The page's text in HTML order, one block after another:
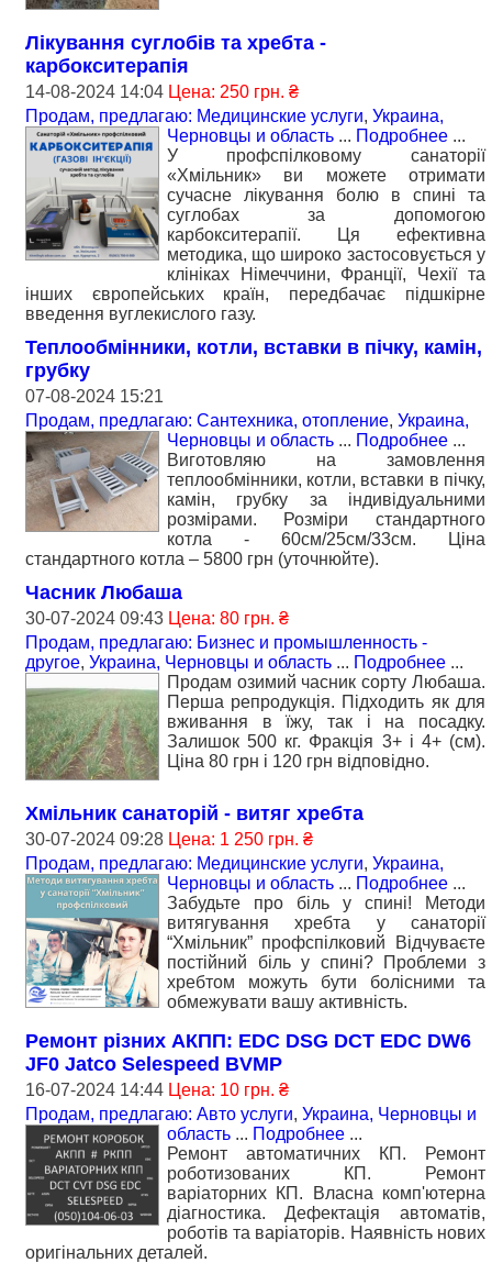
Лікування суглобів та хребта -
карбокситерапія
14-08-2024 14:04 Цена: 250 грн. ₴
Продам, предлагаю: Медицинские услуги, Украина,
Черновцы и область ... Подробнее ...
У профспілковому санаторії
«Хмільник» ви можете отримати
сучасне лікування болю в спині та
суглобах за допомогою
карбокситерапії. Ця ефективна
методика, що широко застосовується у
клініках Німеччини, Франції, Чехії та
інших європейських країн, передбачає підшкірне
введення вуглекислого газу.
Теплообмінники, котли, вставки в пічку, камін,
грубку
07-08-2024 15:21
Продам, предлагаю: Сантехника, отопление, Украина,
Черновцы и область ... Подробнее ...
Виготовляю на замовлення
теплообмінники, котли, вставки в пічку,
камін, грубку за індивідуальними
розмірами. Розміри стандартного
котла - 60см/25см/33см. Ціна
стандартного котла – 5800 грн (уточнюйте).
Часник Любаша
30-07-2024 09:43 Цена: 80 грн. ₴
Продам, предлагаю: Бизнес и промышленность -
другое, Украина, Черновцы и область ... Подробнее ...
Продам озимий часник сорту Любаша.
Перша репродукція. Підходить як для
вживання в їжу, так і на посадку.
Залишок 500 кг. Фракція 3+ і 4+ (см).
Ціна 80 грн і 120 грн відповідно.
Хмільник санаторій - витяг хребта
30-07-2024 09:28 Цена: 1 250 грн. ₴
Продам, предлагаю: Медицинские услуги, Украина,
Черновцы и область ... Подробнее ...
Забудьте про біль у спині! Методи
витягування хребта у санаторії
“Хмільник” профспілковий Відчуваєте
постійний біль у спині? Проблеми з
хребтом можуть бути болісними та
обмежувати вашу активність.
Ремонт різних АКПП: EDC DSG DCT EDC DW6
JF0 Jatco Selespeed BVMP
16-07-2024 14:44 Цена: 10 грн. ₴
Продам, предлагаю: Авто услуги, Украина, Черновцы и
область ... Подробнее ...
Ремонт автоматичних КП. Ремонт
роботизованих КП. Ремонт
варіаторних КП. Власна комп'ютерна
діагностика. Дефектація автоматів,
роботів та варіаторів. Наявність нових
оригінальних деталей.